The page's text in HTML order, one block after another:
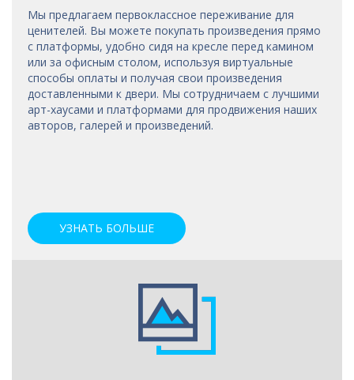
Мы предлагаем первоклассное переживание для
ценителей. Вы можете покупать произведения прямо
с платформы, удобно сидя на кресле перед камином
или за офисным столом, используя виртуальные
способы оплаты и получая свои произведения
доставленными к двери. Мы сотрудничаем с лучшими
арт-хаусами и платформами для продвижения наших
авторов, галерей и произведений.
УЗНАТЬ БОЛЬШЕ